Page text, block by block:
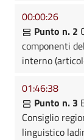
00:00:26
Punto n. 2
componenti
interno
01:46:38
Punto n. 3
Consiglio
linguistico